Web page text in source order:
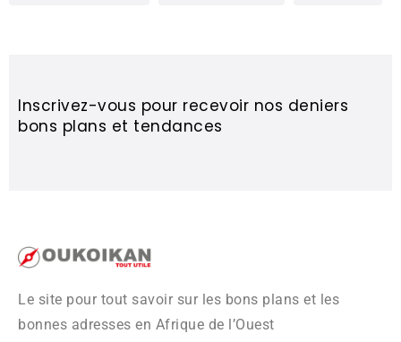
Inscrivez-vous pour recevoir nos deniers
bons plans et tendances
Le site pour tout savoir sur les bons plans et les
bonnes adresses en Afrique de l’Ouest